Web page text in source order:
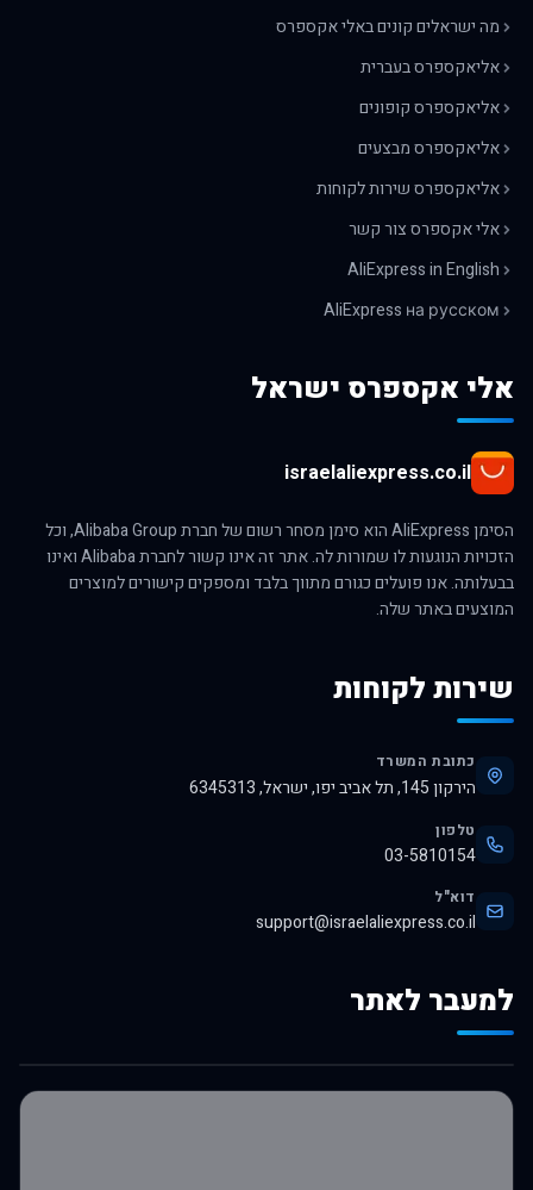
מה ישראלים קונים באלי אקספרס
אליאקספרס בעברית
אליאקספרס קופונים
אליאקספרס מבצעים
אליאקספרס שירות לקוחות
אלי אקספרס צור קשר
AliExpress in English
AliExpress на русском
אלי אקספרס ישראל
israelaliexpress.co.il
הסימן AliExpress הוא סימן מסחר רשום של חברת Alibaba Group, וכל
הזכויות הנוגעות לו שמורות לה. אתר זה אינו קשור לחברת Alibaba ואינו
בבעלותה. אנו פועלים כגורם מתווך בלבד ומספקים קישורים למוצרים
המוצעים באתר שלה.
שירות לקוחות
כתובת המשרד
הירקון 145, תל אביב יפו, ישראל, 6345313
טלפון
03-5810154
דוא"ל
support@israelaliexpress.co.il
למעבר לאתר
לרכישה באלי אקספרס